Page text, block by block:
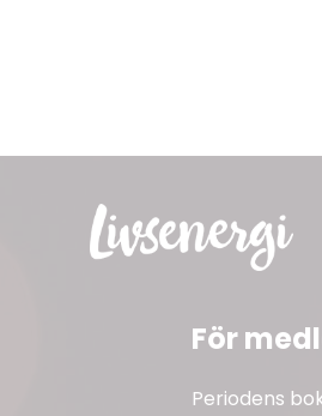
För
Periodens